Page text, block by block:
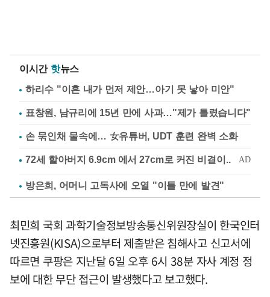
이시간 핫뉴스
하리수 "이혼 내가 먼저 제안…아기 못 낳아 미안"
표창원, 남규리에 15년 만에 사과…"제가 틀렸습니다"
손 묶인채 물속에… 女유튜버, UDT 훈련 완벽 소화
방은희, 어머니 고독사에 오열 "이틀 만에 발견"
최민희 국회 과학기술정보방송통신위원장실이 한국인터
넷진흥원(KISA)으로부터 제출받은 침해사고 신고서에
따르면 쿠팡은 지난달 6일 오후 6시 38분 자사 계정 정
보에 대한 무단 접근이 발생했다고 보고했다.